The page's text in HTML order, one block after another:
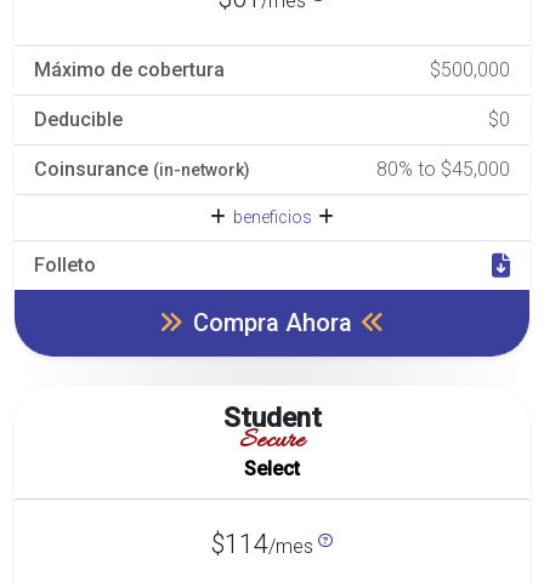
Máximo de cobertura $500,000
Deducible $0
Coinsurance (in-network) 80% to $45,000
beneficios
Folleto
Compra Ahora
Student
Secure
Select
$114/mes